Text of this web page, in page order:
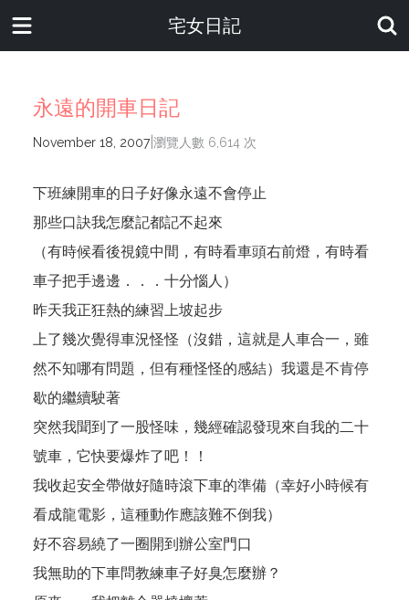
宅女日記
永遠的開車日記
November 18, 2007|瀏覽人數 6,614 次
下班練開車的日子好像永遠不會停止
那些口訣我怎麼記都記不起來
（有時候看後視鏡中間，有時看車頭右前燈，有時看
車子把手邊邊．．．十分惱人）
昨天我正狂熱的練習上坡起步
上了幾次覺得車況怪怪（沒錯，這就是人車合一，雖
然不知哪有問題，但有種怪怪的感結）我還是不肯停
歇的繼續駛著
突然我聞到了一股怪味，幾經確認發現來自我的二十
號車，它快要爆炸了吧！！
我收起安全帶做好隨時滾下車的準備（幸好小時候有
看成龍電影，這種動作應該難不倒我）
好不容易繞了一圈開到辦公室門口
我無助的下車問教練車子好臭怎麼辦？